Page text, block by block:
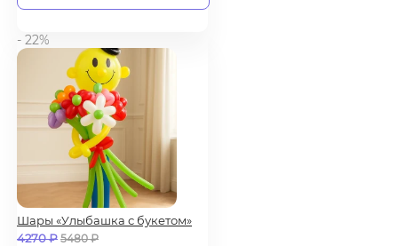
- 22%
Шары «Улыбашка с букетом»
4270₽ 5480₽